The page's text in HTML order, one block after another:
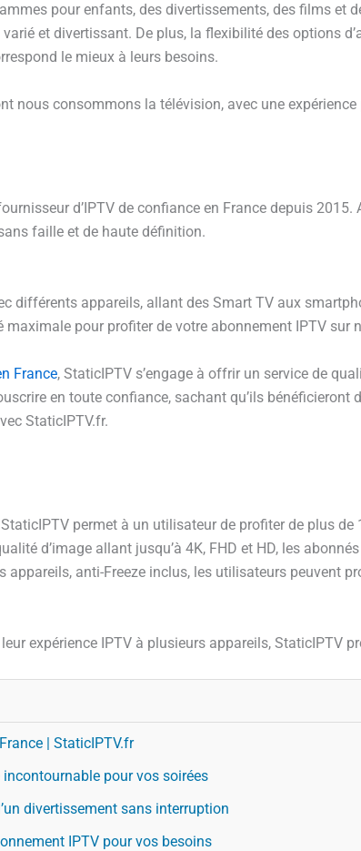
pour enfants, des divertissements, des films et
et divertissant. De plus, la flexibilité des options
le mieux à leurs besoins.
nous consommons la télévision, avec une
d’IPTV de confiance en France depuis
faille et de haute définition.
différents appareils, allant des Smart TV aux
pour profiter de votre abonnement IPTV sur
France, StaticIPTV s’engage à offrir un service de
en toute confiance, sachant qu’ils
StaticIPTV.fr.
permet à un utilisateur de profiter de plus
d’image allant jusqu’à 4K, FHD et HD, les
appareils, anti-Freeze inclus, les utilisateurs peuvent
expérience IPTV à plusieurs appareils, StaticIPTV
| StaticIPTV.fr
pour vos soirées
divertissement sans interruption
IPTV pour vos besoins